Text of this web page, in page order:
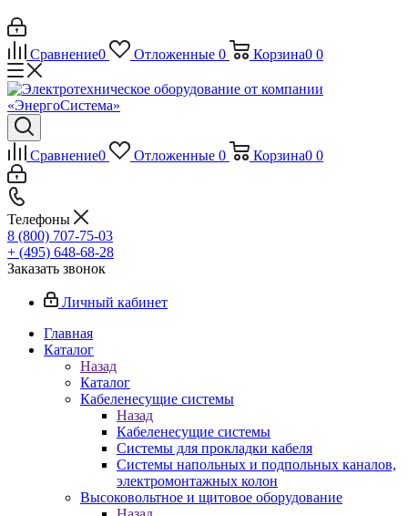
Сравнение0 Отложенные 0 Корзина0 0
Сравнение0 Отложенные 0 Корзина0 0
Телефоны
8 (800) 707-75-03
+ (495) 648-68-28
Заказать звонок
Личный кабинет
Главная
Каталог
Назад
Каталог
Кабеленесущие системы
Назад
Кабеленесущие системы
Системы для прокладки кабеля
Системы напольных и подпольных каналов,
электромонтажных колон
Высоковольтное и щитовое оборудование